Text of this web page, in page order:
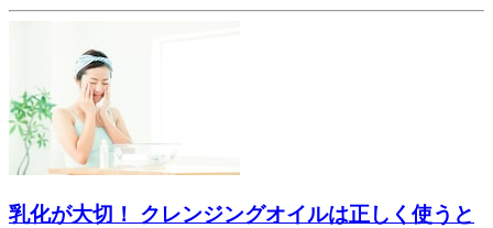
乳化が大切！ クレンジングオイルは正しく使うと